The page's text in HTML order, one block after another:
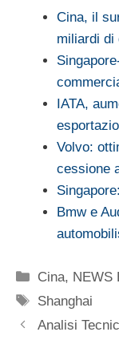
Cina, il
miliardi di
IATA,
Volvo:
cessione
Bmw e
Categorie
Cina, NEWS
Tag
Shanghai
Analisi